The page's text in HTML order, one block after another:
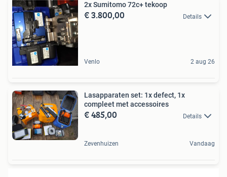
2x Sumitomo 72c+ tekoop
€ 3.800,00 Details
Venlo 2 aug 26
Lasapparaten set: 1x defect, 1x
compleet met accessoires
€ 485,00 Details
Zevenhuizen Vandaag